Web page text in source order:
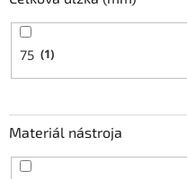
75 1
Materiál nástroja